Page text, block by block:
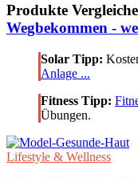
Produkte
Wegbekommen -
Solar Tipp:
Anlage ...
Fitness Tipp:
Übungen.
Lifestyle & Wellness